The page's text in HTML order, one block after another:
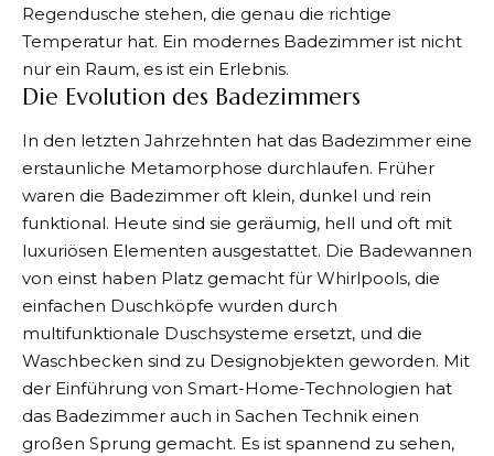
Regendusche stehen, die genau die richtige
Temperatur hat. Ein modernes Badezimmer ist nicht
nur ein Raum, es ist ein Erlebnis.
Die Evolution des Badezimmers
In den letzten Jahrzehnten hat das Badezimmer eine
erstaunliche Metamorphose durchlaufen. Früher
waren die Badezimmer oft klein, dunkel und rein
funktional. Heute sind sie geräumig, hell und oft mit
luxuriösen Elementen ausgestattet. Die Badewannen
von einst haben Platz gemacht für Whirlpools, die
einfachen Duschköpfe wurden durch
multifunktionale Duschsysteme ersetzt, und die
Waschbecken sind zu Designobjekten geworden. Mit
der Einführung von Smart-Home-Technologien hat
das Badezimmer auch in Sachen Technik einen
großen Sprung gemacht. Es ist spannend zu sehen,